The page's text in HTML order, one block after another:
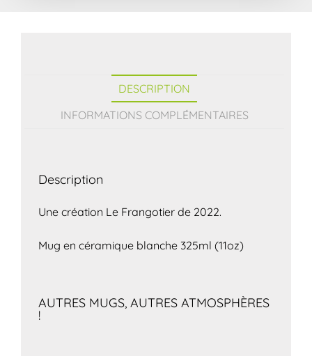
DESCRIPTION
INFORMATIONS COMPLÉMENTAIRES
Description
Une création Le Frangotier de 2022.
Mug en céramique blanche 325ml (11oz)
AUTRES MUGS, AUTRES ATMOSPHÈRES
!